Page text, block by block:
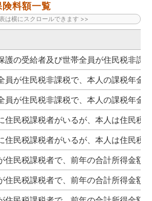
料額一覧
護の受給者及び世帯全員が住民税非課
員が住民税非課税で、本人の課税年金
員が住民税非課税で、本人の課税年金
住民税課税者がいるが、本人は住民税
住民税課税者がいるが、本人は住民税
住民税課税者で、前年の合計所得金額
住民税課税者で、前年の合計所得金額